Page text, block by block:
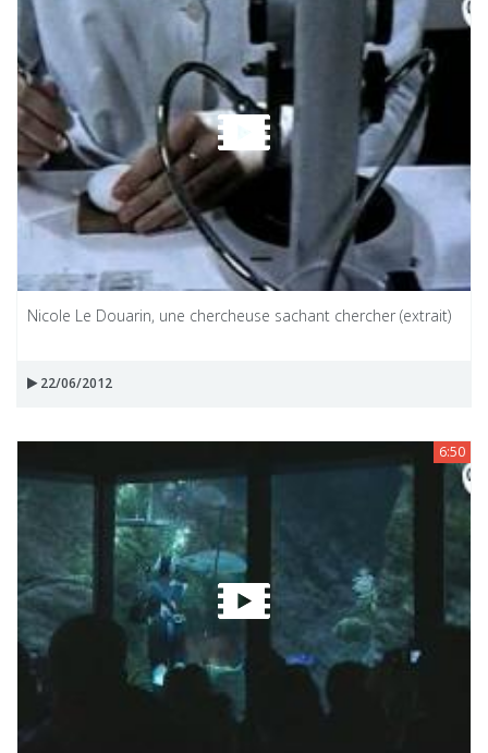
Nicole Le Douarin, une chercheuse sachant chercher (extrait)
22/06/2012
6:50